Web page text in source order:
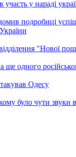
у нараді
подробиці
"Нової
ще одного
Одесу
було чути звуки